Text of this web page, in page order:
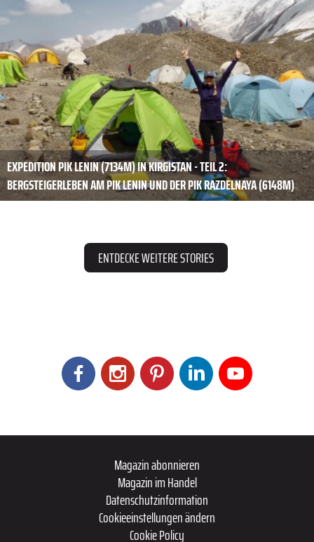
EXPEDITION PIK LENIN (7134M) IN KIRGISTAN - TEIL 2:
BERGSTEIGERLEBEN AM PIK LENIN UND DER PIK RAZDELNAYA (6148M)
ENTDECKE WEITERE STORIES
Magazin abonnieren
Magazin im Handel
Datenschutzinformation
Cookieeinstellungen ändern
Cookie Policy